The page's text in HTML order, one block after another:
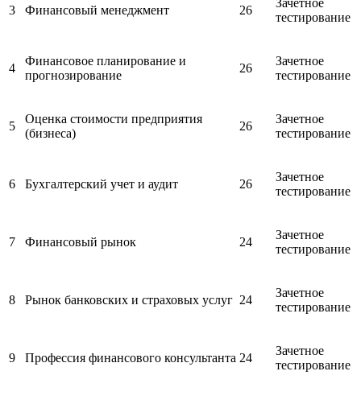
3 Финансовый менеджмент 26
тестирование
4
Финансовое планирование и
прогнозирование
26
Зачетное
тестирование
5
Оценка стоимости предприятия
(бизнеса)
26
Зачетное
тестирование
6 Бухгалтерский учет и аудит 26
Зачетное
тестирование
7 Финансовый рынок 24
Зачетное
тестирование
8 Рынок банковских и страховых услуг 24
Зачетное
тестирование
9 Профессия финансового консультанта 24
Зачетное
тестирование